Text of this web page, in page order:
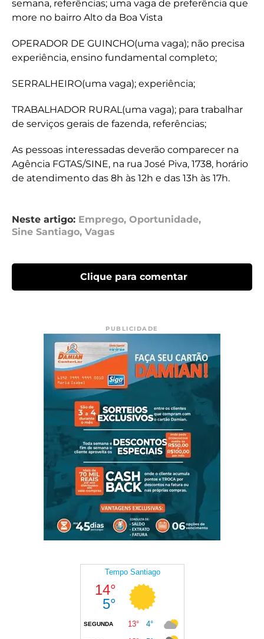
semana, referências; uma vaga de preferência que
more no bairro Alto da Boa Vista
OPERADOR DE GUINCHO(uma vaga); não precisa
experiência, ensino fundamental completo;
SERRALHEIRO(uma vaga); experiência;
TRABALHADOR RURAL(uma vaga); para trabalhar
de serviços gerais de fazenda, referências;
As pessoas interessadas deverão comparecer na
Agência FGTAS/SINE, na rua José Piva, 1738, horário
de atendimento das 8h às 12h e das 13h às 17h.
Neste artigo: Emprego, Oportunidade,
Sine Santiago, Vagas
Clique para comentar
PUBLICIDADE